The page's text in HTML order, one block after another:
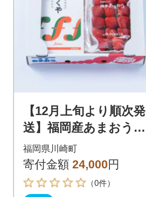
【12月上旬より順次発
送】福岡産あまおう&
ふくや味の明太子290
g(川崎町)
福岡県川崎町
寄付金額 24,000円
（0件）